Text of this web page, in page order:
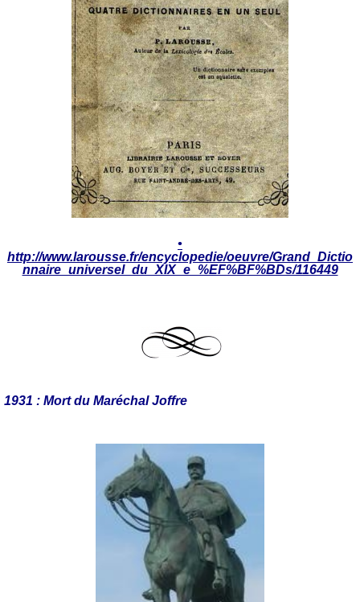
•
http://www.larousse.fr/encyclopedie/oeuvre/Grand_Dictio
nnaire_universel_du_XIX_e_%EF%BF%BDs/116449
1931 : Mort du Maréchal Joffre